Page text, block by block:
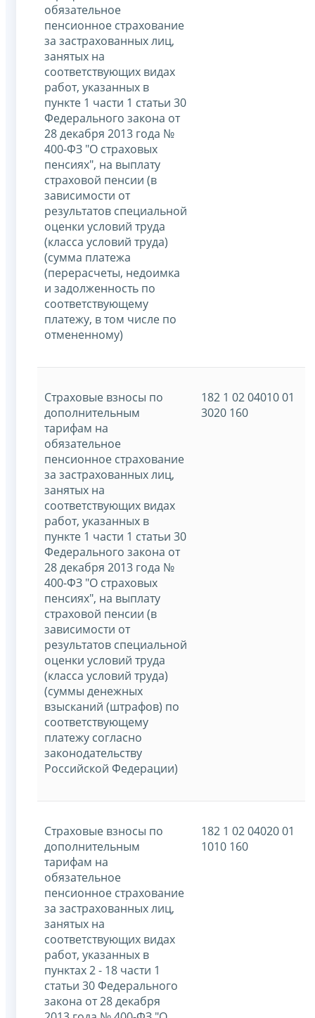
обязательное
пенсионное страхование
за застрахованных лиц,
занятых на
соответствующих видах
работ, указанных в
пункте 1 части 1 статьи 30
Федерального закона от
28 декабря 2013 года №
400-ФЗ "О страховых
пенсиях", на выплату
страховой пенсии (в
зависимости от
результатов специальной
оценки условий труда
(класса условий труда)
(сумма платежа
(перерасчеты, недоимка
и задолженность по
соответствующему
платежу, в том числе по
отмененному)
Страховые взносы по
дополнительным
тарифам на
обязательное
пенсионное страхование
за застрахованных лиц,
занятых на
соответствующих видах
работ, указанных в
пункте 1 части 1 статьи 30
Федерального закона от
28 декабря 2013 года №
400-ФЗ "О страховых
пенсиях", на выплату
страховой пенсии (в
зависимости от
результатов специальной
оценки условий труда
(класса условий труда)
(суммы денежных
взысканий (штрафов) по
соответствующему
платежу согласно
законодательству
Российской Федерации)
182 1 02 04010 01
3020 160
Страховые взносы по
дополнительным
тарифам на
обязательное
пенсионное страхование
за застрахованных лиц,
занятых на
соответствующих видах
работ, указанных в
пунктах 2 - 18 части 1
статьи 30 Федерального
закона от 28 декабря
182 1 02 04020 01
1010 160